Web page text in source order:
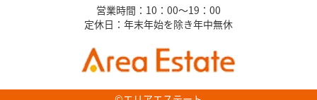
営業時間：10：00～19：00
定休日：年末年始を除き年中無休